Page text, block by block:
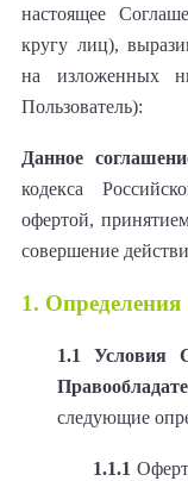
настоящее
кругу лиц),
на изложенных
Пользователь):
Данное
кодекса
офертой,
совершение
1. Определения
1.1
Условия
следующие
1.1.1